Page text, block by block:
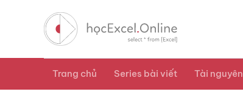
Trang chủ Series bài viết Tài nguyên